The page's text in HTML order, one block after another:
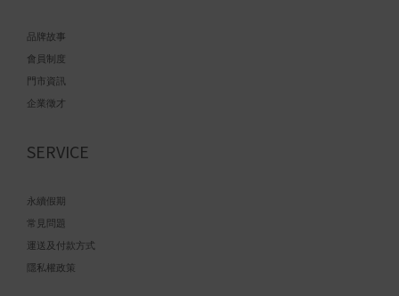
品牌故事
會員制度
門市資訊
企業徵才
SERVICE
永續假期
常見問題
運送及付款方式
隱私權政策